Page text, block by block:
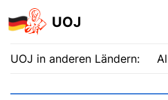
UOJ
UOJ in anderen Ländern: